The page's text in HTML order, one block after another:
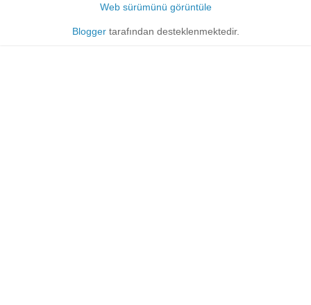
Web sürümünü görüntüle
Bloggertarafından desteklenmektedir.